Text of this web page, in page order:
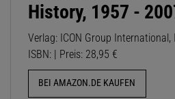
History, 1957 -
Verlag: ICON Group International,
ISBN: | Preis: 28,95 €
BEI AMAZON.DE KAUFEN